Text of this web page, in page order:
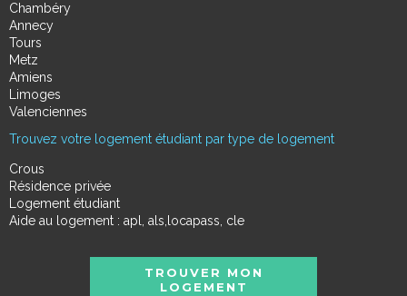
Chambéry
Annecy
Tours
Metz
Amiens
Limoges
Valenciennes
Trouvez votre logement étudiant par type de logement
Crous
Résidence privée
Logement étudiant
Aide au logement : apl, als,locapass, cle
TROUVER MON
LOGEMENT